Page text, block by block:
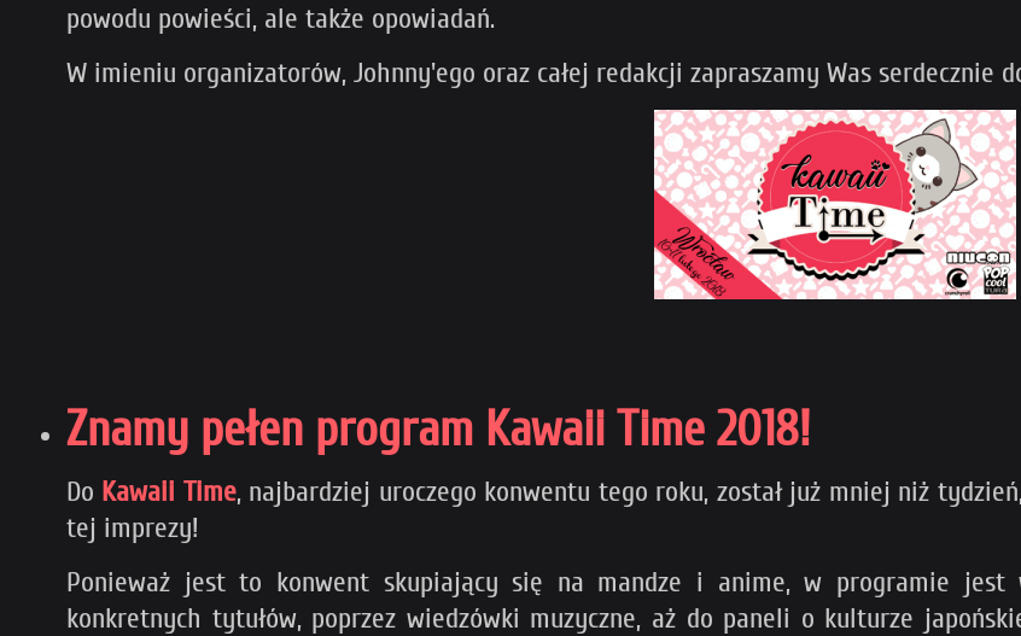
powodu powieści, ale także opowiadań.
W imieniu organizatorów, Johnny'ego oraz całej redakcji zapraszamy Was serdecznie
Znamy pełen program Kawaii Time 2018!
Do Kawaii Time, najbardziej uroczego konwentu tego roku, został już mniej niż
tej imprezy!
Ponieważ jest to konwent skupiający się na mandze i anime, w programie
konkretnych tytułów, poprzez wiedzówki muzyczne, aż do paneli o kulturze